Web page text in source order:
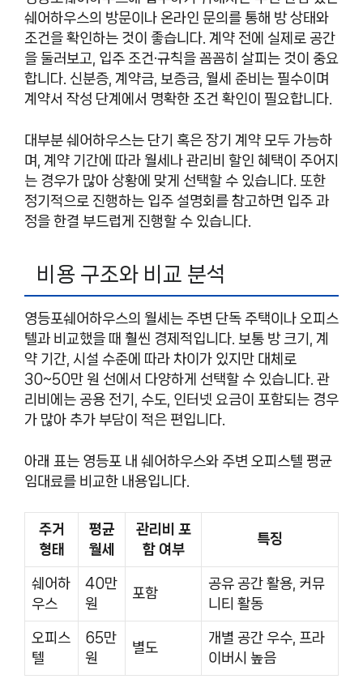
쉐어하우스의 방문이나 온라인 문의를 통해 방 상태와
조건을 확인하는 것이 좋습니다. 계약 전에 실제로 공간
을 둘러보고, 입주 조건·규칙을 꼼꼼히 살피는 것이 중요
합니다. 신분증, 계약금, 보증금, 월세 준비는 필수이며
계약서 작성 단계에서 명확한 조건 확인이 필요합니다.
대부분 쉐어하우스는 단기 혹은 장기 계약 모두 가능하
며, 계약 기간에 따라 월세나 관리비 할인 혜택이 주어지
는 경우가 많아 상황에 맞게 선택할 수 있습니다. 또한
정기적으로 진행하는 입주 설명회를 참고하면 입주 과
정을 한결 부드럽게 진행할 수 있습니다.
비용 구조와 비교 분석
영등포쉐어하우스의 월세는 주변 단독 주택이나 오피스
텔과 비교했을 때 훨씬 경제적입니다. 보통 방 크기, 계
약 기간, 시설 수준에 따라 차이가 있지만 대체로
30~50만 원 선에서 다양하게 선택할 수 있습니다. 관
리비에는 공용 전기, 수도, 인터넷 요금이 포함되는 경우
가 많아 추가 부담이 적은 편입니다.
아래 표는 영등포 내 쉐어하우스와 주변 오피스텔 평균
임대료를 비교한 내용입니다.
주거
형태
평균
월세
관리비 포
함 여부
특징
쉐어하
우스
40만
원
포함
공유 공간 활용, 커뮤
니티 활동
오피스
텔
65만
원
별도
개별 공간 우수, 프라
이버시 높음